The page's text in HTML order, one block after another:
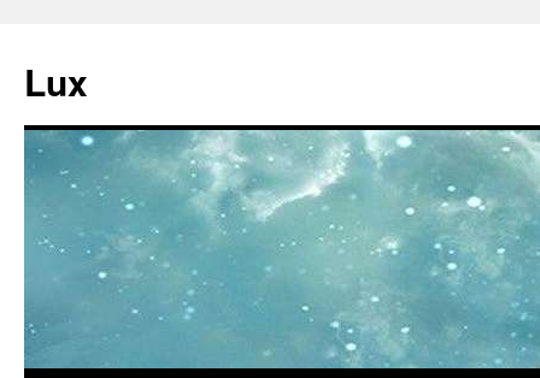
contenido
Lux